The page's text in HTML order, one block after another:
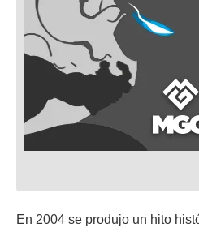
En 2004 se produjo un hito